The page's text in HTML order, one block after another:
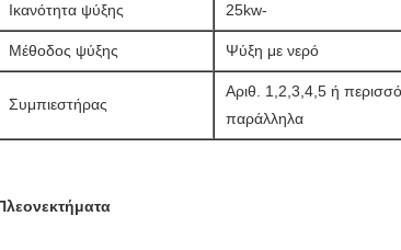
Ικανότητα ψύξης 25kw-
Μέθοδος ψύξης Ψύξη με νερό
Συμπιεστήρας
Αριθ. 1,2,3,4,5 ή
παράλληλα